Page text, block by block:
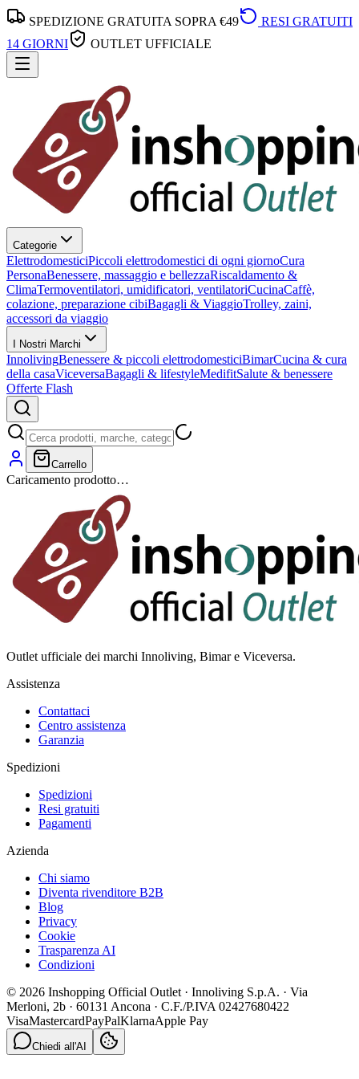
SPEDIZIONE GRATUITA SOPRA €49
RESI GRATUITI
14 GIORNI
OUTLET UFFICIALE
Categorie
ElettrodomesticiPiccoli elettrodomestici di ogni giornoCura
PersonaBenessere, massaggio e bellezzaRiscaldamento &
ClimaTermoventilatori, umidificatori, ventilatoriCucinaCaffè,
colazione, preparazione cibiBagagli & ViaggioTrolley, zaini,
accessori da viaggio
I Nostri Marchi
InnolivingBenessere & piccoli elettrodomesticiBimarCucina & cura
della casaViceversaBagagli & lifestyleMedifitSalute & benessere
Offerte Flash
Carrello
Caricamento prodotto…
Outlet ufficiale dei marchi Innoliving, Bimar e Viceversa.
Assistenza
Contattaci
Centro assistenza
Garanzia
Spedizioni
Spedizioni
Resi gratuiti
Pagamenti
Azienda
Chi siamo
Diventa rivenditore B2B
Blog
Privacy
Cookie
Trasparenza AI
Condizioni
© 2026 Inshopping Official Outlet · Innoliving S.p.A. · Via
Merloni, 2b · 60131 Ancona · C.F./P.IVA 02427680422
VisaMastercardPayPalKlarnaApple Pay
Chiedi all'AI